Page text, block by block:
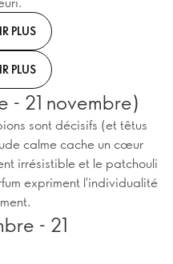
PLUS
PLUS
- 21 novembre)
sont décisifs (et têtus
calme cache un cœur
irrésistible et le patchouli
expriment l'individualité
- 21